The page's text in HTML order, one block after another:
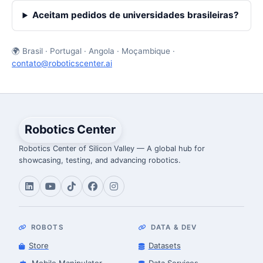
Aceitam pedidos de universidades brasileiras?
🌍 Brasil · Portugal · Angola · Moçambique ·
contato@roboticscenter.ai
Robotics Center
Robotics Center of Silicon Valley — A global hub for
showcasing, testing, and advancing robotics.
ROBOTS
Store
DATA & DEV
Datasets